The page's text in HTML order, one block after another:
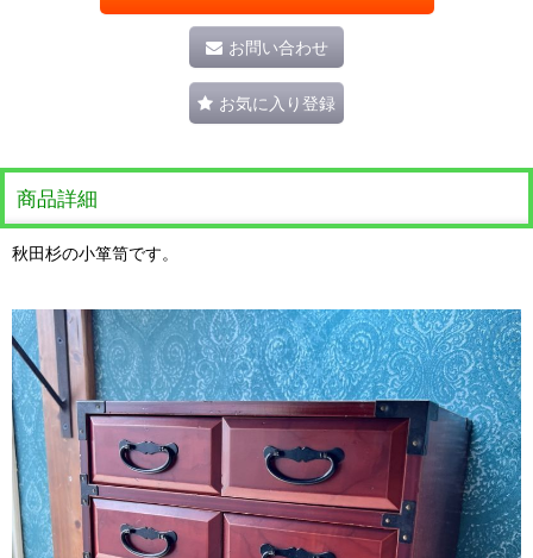
お問い合わせ
お気に入り登録
商品詳細
秋田杉の小箪笥です。